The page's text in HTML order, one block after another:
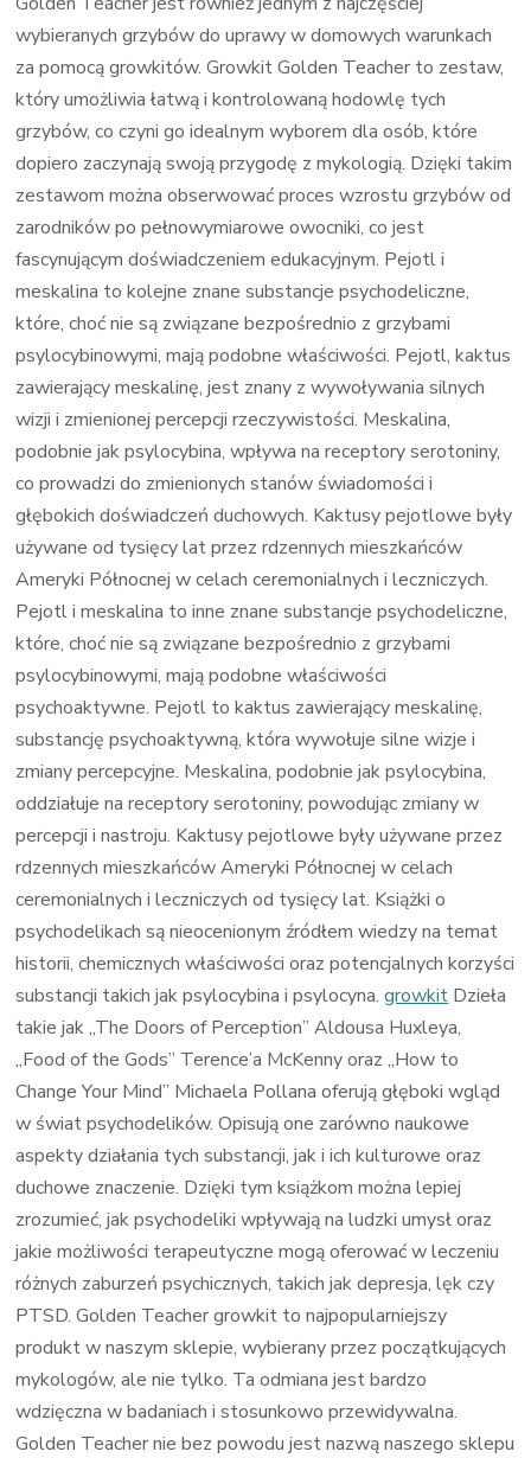
wybieranych grzybów do uprawy w domowych warunkach
za pomocą growkitów. Growkit Golden Teacher to zestaw,
który umożliwia łatwą i kontrolowaną hodowlę tych
grzybów, co czyni go idealnym wyborem dla osób, które
dopiero zaczynają swoją przygodę z mykologią. Dzięki takim
zestawom można obserwować proces wzrostu grzybów od
zarodników po pełnowymiarowe owocniki, co jest
fascynującym doświadczeniem edukacyjnym. Pejotl i
meskalina to kolejne znane substancje psychodeliczne,
które, choć nie są związane bezpośrednio z grzybami
psylocybinowymi, mają podobne właściwości. Pejotl, kaktus
zawierający meskalinę, jest znany z wywoływania silnych
wizji i zmienionej percepcji rzeczywistości. Meskalina,
podobnie jak psylocybina, wpływa na receptory serotoniny,
co prowadzi do zmienionych stanów świadomości i
głębokich doświadczeń duchowych. Kaktusy pejotlowe były
używane od tysięcy lat przez rdzennych mieszkańców
Ameryki Północnej w celach ceremonialnych i leczniczych.
Pejotl i meskalina to inne znane substancje psychodeliczne,
które, choć nie są związane bezpośrednio z grzybami
psylocybinowymi, mają podobne właściwości
psychoaktywne. Pejotl to kaktus zawierający meskalinę,
substancję psychoaktywną, która wywołuje silne wizje i
zmiany percepcyjne. Meskalina, podobnie jak psylocybina,
oddziałuje na receptory serotoniny, powodując zmiany w
percepcji i nastroju. Kaktusy pejotlowe były używane przez
rdzennych mieszkańców Ameryki Północnej w celach
ceremonialnych i leczniczych od tysięcy lat. Książki o
psychodelikach są nieocenionym źródłem wiedzy na temat
historii, chemicznych właściwości oraz potencjalnych korzyści
substancji takich jak psylocybina i psylocyna.growkit Dzieła
takie jak „The Doors of Perception” Aldousa Huxleya,
„Food of the Gods” Terence’a McKenny oraz „How to
Change Your Mind” Michaela Pollana oferują głęboki wgląd
w świat psychodelików. Opisują one zarówno naukowe
aspekty działania tych substancji, jak i ich kulturowe oraz
duchowe znaczenie. Dzięki tym książkom można lepiej
zrozumieć, jak psychodeliki wpływają na ludzki umysł oraz
jakie możliwości terapeutyczne mogą oferować w leczeniu
różnych zaburzeń psychicznych, takich jak depresja, lęk czy
PTSD. Golden Teacher growkit to najpopularniejszy
produkt w naszym sklepie, wybierany przez początkujących
mykologów, ale nie tylko. Ta odmiana jest bardzo
wdzięczna w badaniach i stosunkowo przewidywalna.
Golden Teacher nie bez powodu jest nazwą naszego sklepu